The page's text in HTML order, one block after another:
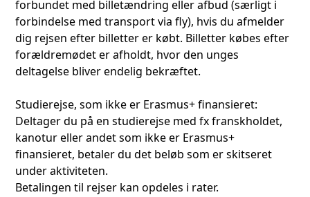
forbundet med billetændring eller afbud (særligt i
forbindelse med transport via fly), hvis du afmelder
dig rejsen efter billetter er købt. Billetter købes efter
forældremødet er afholdt, hvor den unges
deltagelse bliver endelig bekræftet.
Studierejse, som ikke er Erasmus+ finansieret:
Deltager du på en studierejse med fx franskholdet,
kanotur eller andet som ikke er Erasmus+
finansieret, betaler du det beløb som er skitseret
under aktiviteten.
Betalingen til rejser kan opdeles i rater.